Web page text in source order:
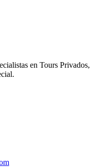
en Tours Privados,